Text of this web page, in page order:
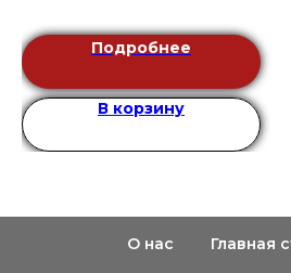
Подробнее
В корзину
О нас Главная